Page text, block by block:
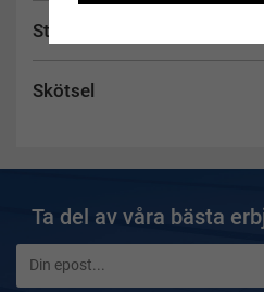
Storlek
Skötsel
Ta del av våra bästa